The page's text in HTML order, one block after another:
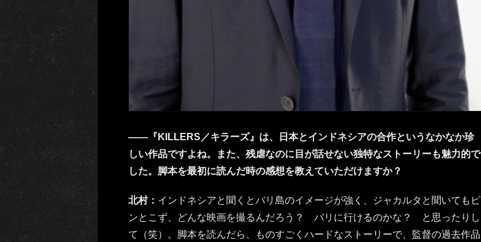
――『KILLERS／キラーズ』は、日本とインドネシアの合作というなかなか珍
しい作品ですよね。また、残虐なのに目が話せない独特なストーリーも魅力的で
した。脚本を最初に読んだ時の感想を教えていただけますか？
北村： インドネシアと聞くとバリ島のイメージが強く、ジャカルタと聞いてもピ
ンとこず、どんな映画を撮るんだろう？ バリに行けるのかな？ と思ったりし
て（笑）。脚本を読んだら、ものすごくハードなストーリーで、監督の過去作品